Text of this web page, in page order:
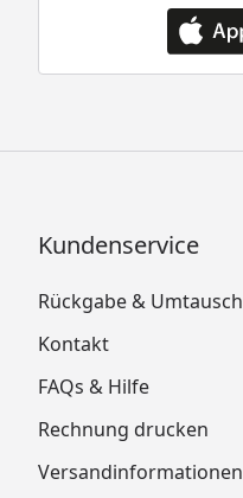
Kundenservice
Rückgabe & Umtausch
Kontakt
FAQs & Hilfe
Rechnung drucken
Versandinformationen